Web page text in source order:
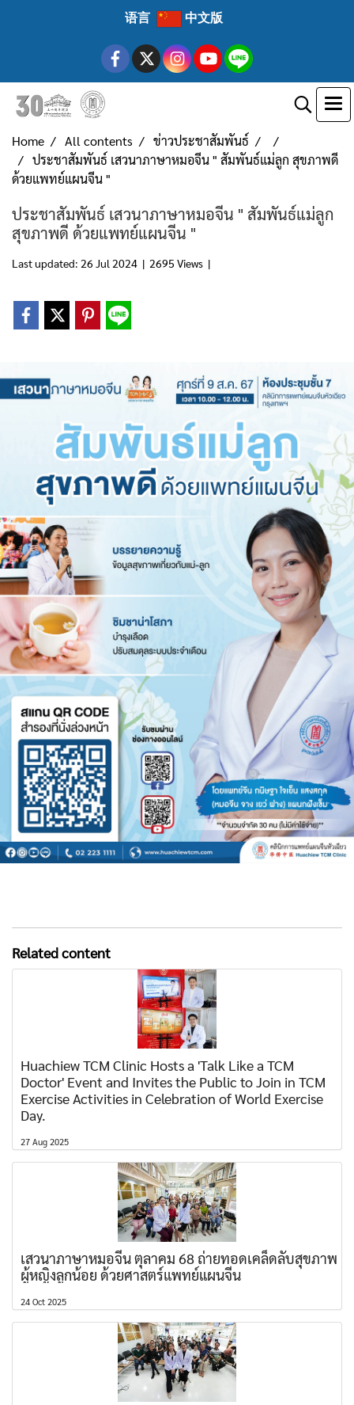
语言 中文版
Home All contents
ข่าวประชาสัมพันธ์
ประชาสัมพันธ์ เสวนาภาษาหมอจีน " สัมพันธ์แม่ลูก สุขภาพดี
ด้วยแพทย์แผนจีน "
ประชาสัมพันธ์ เสวนาภาษาหมอจีน " สัมพันธ์แม่ลูก
สุขภาพดี ด้วยแพทย์แผนจีน "
Last updated: 26 Jul 2024 | 2695 Views |
Related content
Huachiew TCM Clinic Hosts a 'Talk Like a TCM
Doctor' Event and Invites the Public to Join in TCM
Exercise Activities in Celebration of World Exercise
Day.
27 Aug 2025
เสวนาภาษาหมอจีน ตุลาคม 68 ถ่ายทอดเคล็ดลับสุขภาพ
ผู้หญิงลูกน้อย ด้วยศาสตร์แพทย์แผนจีน
24 Oct 2025